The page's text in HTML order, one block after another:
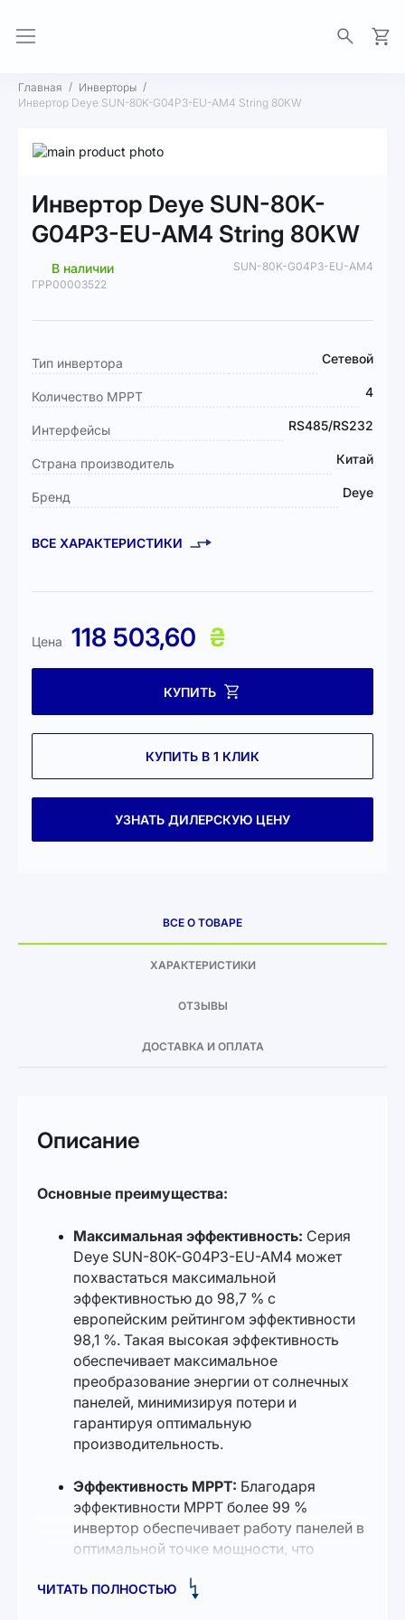
Главная
Инверторы
Инвертор Deye SUN-80K-G04P3-EU-AM4 String 80KW
Пропустить
к
галереям
изображений
началу
галереи
изображений
Инвертор Deye SUN-80K-
G04P3-EU-AM4 String 80KW
В наличии
SUN-80K-G04P3-EU-AM4
ГРР00003522
Подробная
информация
Тип инвертора Сетевой
Количество MPPT 4
Интерфейсы RS485/RS232
Страна производитель Китай
Бренд Deye
ВСЕ ХАРАКТЕРИСТИКИ
Цена 118 503,60 ₴
КУПИТЬ
КУПИТЬ В 1 КЛИК
УЗНАТЬ ДИЛЕРСКУЮ ЦЕНУ
ВСЕ О ТОВАРЕ
ХАРАКТЕРИСТИКИ
ОТЗЫВЫ
ДОСТАВКА И ОПЛАТА
Описание
Основные преимущества:
Максимальная эффективность: Серия
Deye SUN-80K-G04P3-EU-AM4 может
похвастаться максимальной
эффективностью до 98,7 % с
европейским рейтингом эффективности
98,1 %. Такая высокая эффективность
обеспечивает максимальное
преобразование энергии от солнечных
панелей, минимизируя потери и
гарантируя оптимальную
производительность.
Эффективность MPPT: Благодаря
эффективности MPPT более 99 %
инвертор обеспечивает работу панелей в
оптимальной точке мощности, что
энергии. Диапазон напряжения MPPT
ЧИТАТЬ ПОЛНОСТЬЮ